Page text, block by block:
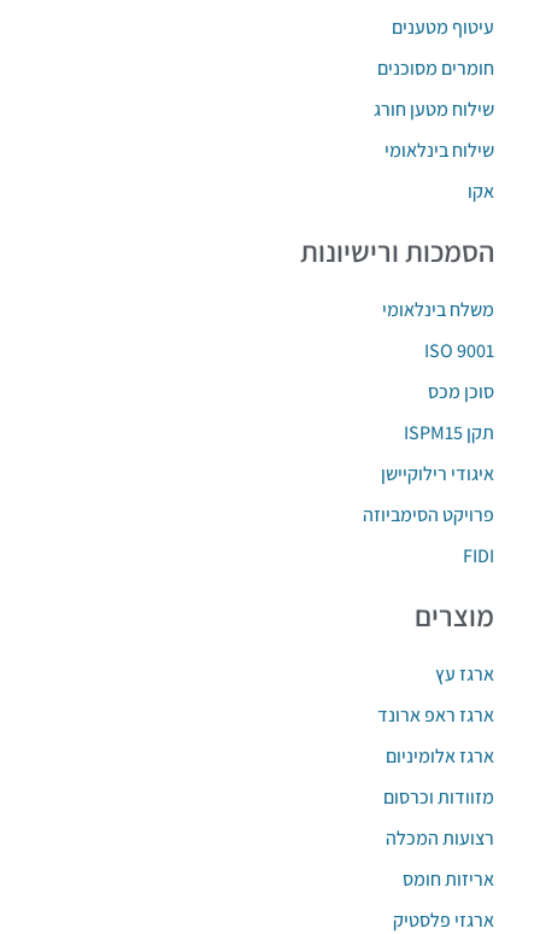
עיטוף מטענים
חומרים מסוכנים
שילוח מטען חורג
שילוח בינלאומי
אקו
הסמכות ורישיונות
משלח בינלאומי
ISO 9001
סוכן מכס
תקן ISPM15‏
איגודי רילוקיישן
פרויקט הסימביוזה
FIDI
מוצרים
ארגז עץ
ארגז ראפ ארונד
ארגז אלומיניום
מזוודות וכרסום
רצועות המכלה
אריזות חומס
ארגזי פלסטיק